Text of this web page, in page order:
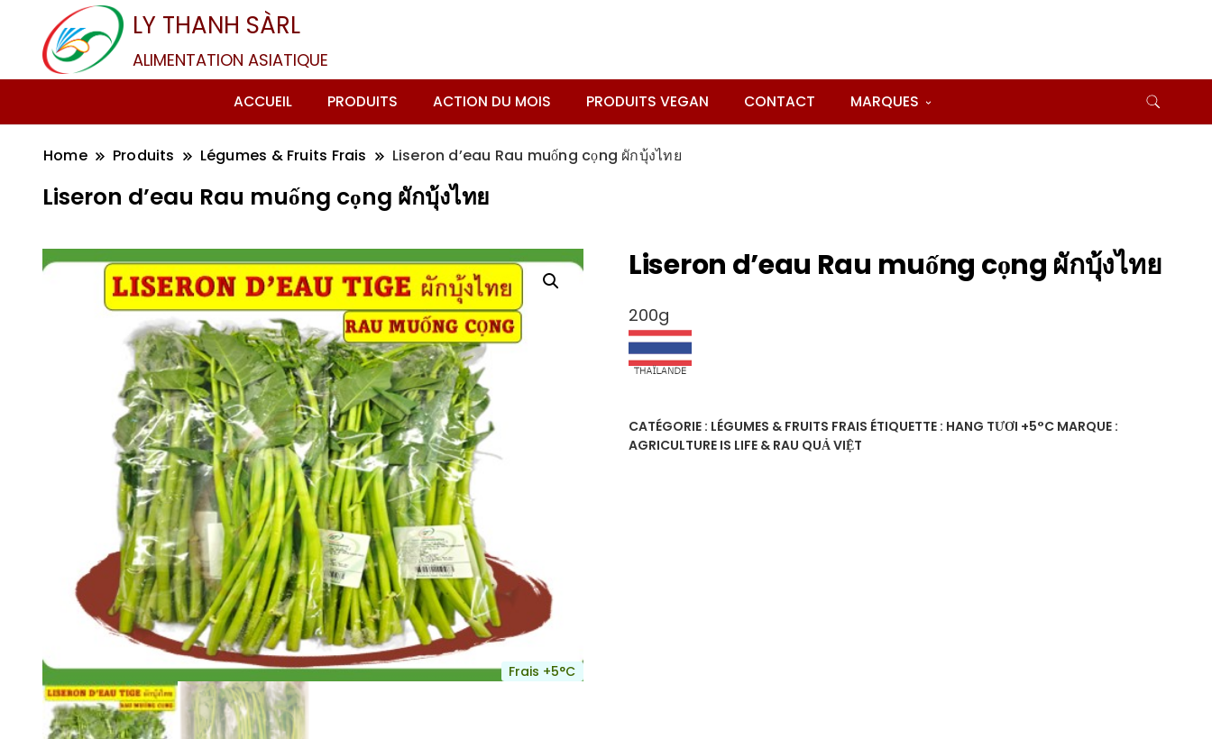
LY THANH SÀRL
ALIMENTATION ASIATIQUE
ACCUEIL PRODUITS ACTION DU MOIS PRODUITS VEGAN CONTACT MARQUES
Home Produits Légumes & Fruits Frais Liseron d’eau Rau muống cọng ผักบุ้งไทย
Liseron d’eau Rau muống cọng ผักบุ้งไทย
Frais +5°C
Liseron d’eau Rau muống cọng ผักบุ้งไทย
200g
CATÉGORIE : LÉGUMES & FRUITS FRAIS ÉTIQUETTE : HANG TƯƠI +5°C MARQUE :
AGRICULTURE IS LIFE & RAU QUẢ VIỆT